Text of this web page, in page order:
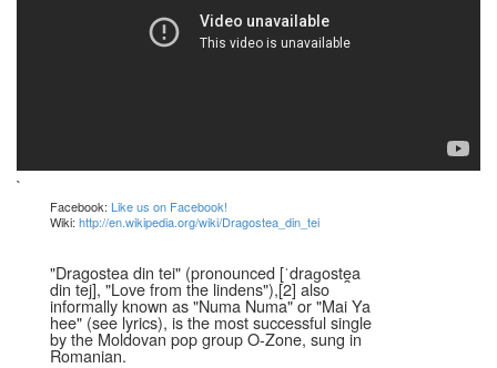
`
Facebook: Like us on Facebook!
Wiki: http://en.wikipedia.org/wiki/Dragostea_din_tei
"Dragostea din tei" (pronounced [ˈdraɡoste̯a
din tej], "Love from the lindens"),[2] also
informally known as "Numa Numa" or "Mai Ya
hee" (see lyrics), is the most successful single
by the Moldovan pop group O-Zone, sung in
Romanian.